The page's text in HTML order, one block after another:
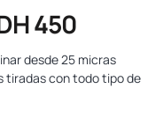
450
desde 25 micras
tiradas con todo tipo de